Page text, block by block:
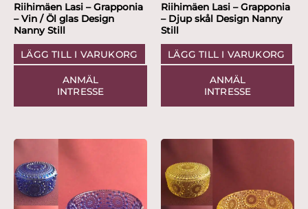
Riihimäen Lasi – Grapponia
– Vin / Öl glas Design
Nanny Still
LÄGG TILL I VARUKORG
ANMÄL
INTRESSE
Riihimäen Lasi – Grapponia
– Djup skål Design Nanny
Still
LÄGG TILL I VARUKORG
ANMÄL
INTRESSE